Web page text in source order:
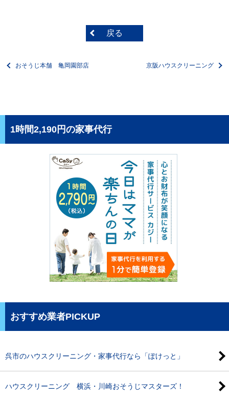
戻る
おそうじ本舗 亀岡園部店 京阪ハウスクリーニング
1時間2,190円の家事代行
おすすめ業者PICKUP
呉市のハウスクリーニング・家事代行なら「ぽけっと」
ハウスクリーニング 横浜・川崎おそうじマスターズ！